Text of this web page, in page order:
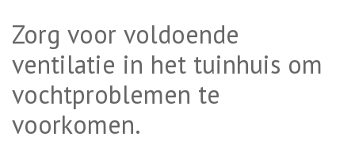
Zorg voor voldoende
ventilatie in het tuinhuis om
vochtproblemen te
voorkomen.